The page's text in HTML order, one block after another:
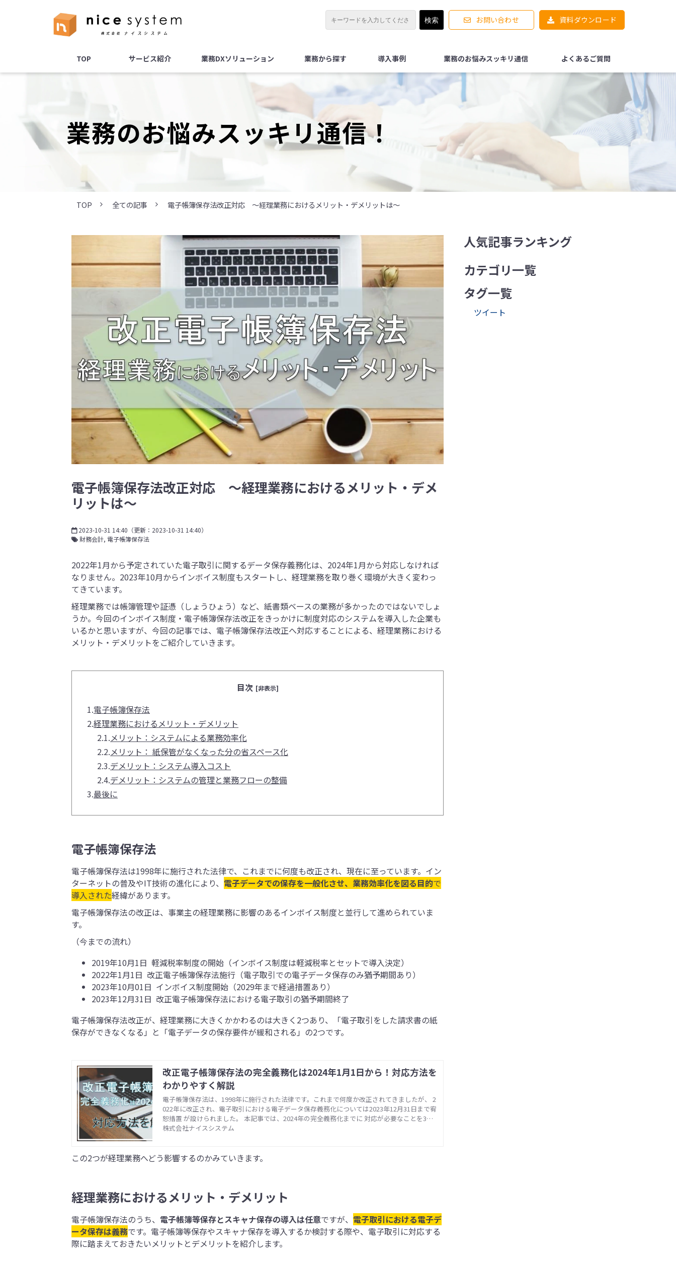
お問い合わせ 資料ダウンロード
TOP サービス紹介 業務DXソリューション 業務から探す 導入事例 業務のお悩みスッキリ通信 よくあるご質問
業務のお悩みスッキリ通信！
TOP 全ての記事 電子帳簿保存法改正対応 ～経理業務におけるメリット・デメリットは～
電子帳簿保存法改正対応 ～経理業務におけるメリット・デメ
リットは～
2023-10-31 14:40 （更新： 2023-10-31 14:40）
財務会計 電子帳簿保存法
2022年1月から予定されていた電子取引に関するデータ保存義務化は、2024年1月から対応しなければ
なりません。2023年10月からインボイス制度もスタートし、経理業務を取り巻く環境が大きく変わっ
てきています。
経理業務では帳簿管理や証憑（しょうひょう）など、紙書類ベースの業務が多かったのではないでしょ
うか。今回のインボイス制度・電子帳簿保存法改正をきっかけに制度対応のシステムを導入した企業も
いるかと思いますが、今回の記事では、電子帳簿保存法改正へ対応することによる、経理業務における
メリット・デメリットをご紹介していきます。
目次 [非表示]
1.電子帳簿保存法
2.経理業務におけるメリット・デメリット
2.1.メリット：システムによる業務効率化
2.2.メリット： 紙保管がなくなった分の省スペース化
2.3.デメリット：システム導入コスト
2.4.デメリット：システムの管理と業務フローの整備
3.最後に
電子帳簿保存法
電子帳簿保存法は1998年に施行された法律で、これまでに何度も改正され、現在に至っています。イン
ターネットの普及やIT技術の進化により、 電子データでの保存を一般化させ、業務効率化を図る目的で
導入された経緯があります。
電子帳簿保存法の改正は、事業主の経理業務に影響のあるインボイス制度と並行して進められていま
す。
（今までの流れ）
2019年10月1日 軽減税率制度の開始（インボイス制度は軽減税率とセットで導入決定）
2022年1月1日 改正電子帳簿保存法施行（電子取引での電子データ保存のみ猶予期間あり）
2023年10月01日 インボイス制度開始（2029年まで経過措置あり）
2023年12月31日 改正電子帳簿保存法における電子取引の猶予期間終了
電子帳簿保存法改正が、経理業務に大きくかかわるのは大きく2つあり、「電子取引をした請求書の紙
保存ができなくなる」と「電子データの保存要件が緩和される」の2つです。
改正電子帳簿保存法の完全義務化は2024年1月1日から！対応方法を
わかりやすく解説
電子帳簿保存法は、1998年に施行された法律です。これまで何度か改正されてきましたが、 2
022年に改正され、電子取引における電子データ保存義務化については2023年12月31日まで宥
恕措置 が設けられました。 本記事では、2024年の完全義務化までに 対応が必要なことを3ス
テップでご紹介します。電子帳簿保存法への対応を検討している方は、ぜひ参考にしてみてく
株式会社ナイスシステム
この2つが経理業務へどう影響するのかみていきます。
経理業務におけるメリット・デメリット
電子帳簿保存法のうち、 電子帳簿等保存とスキャナ保存の導入は任意ですが、 電子取引における電子デ
ータ保存は義務です。電子帳簿等保存やスキャナ保存を導入するか検討する際や、電子取引に対応する
際に踏まえておきたいメリットとデメリットを紹介します。
人気記事ランキング
カテゴリ一覧
タグ一覧
ツイート